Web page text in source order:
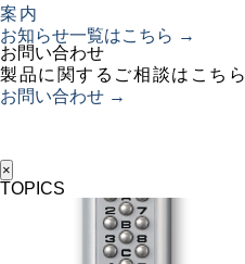
案内
お知らせ一覧はこちら →
お問い合わせ
製品に関するご相談はこちら
お問い合わせ →
×
TOPICS